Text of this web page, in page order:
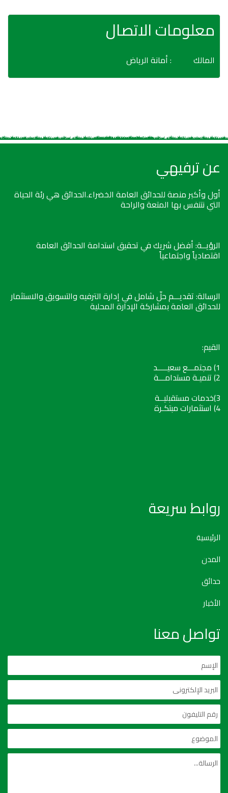
معلومات الاتصال
المالك : أمانة الرياض
عن ترفيهي
أول وأكبر منصة للحدائق العامة الخضراء.الحدائق هي رئة الحياة
التي نتنفس بها المتعة والراحة
الرؤيــة: أفضل شريك في تحقيق استدامة الحدائق العامة
اقتصادياً واجتماعياً
الرسالة: تقديـــم حلّ شامل في إدارة الترفيه والتسويق والاستثمار
للحدائق العامة بمشاركة الإدارة المحلية
القيم:
1) مجتمـــع سعيـــــد
2) تنميـة مستدامـــة
3)خدمات مستقبليــة
4) استثمارات مبتكـرة
روابط سريعة
الرئيسية
المدن
حدائق
الأخبار
تواصل معنا